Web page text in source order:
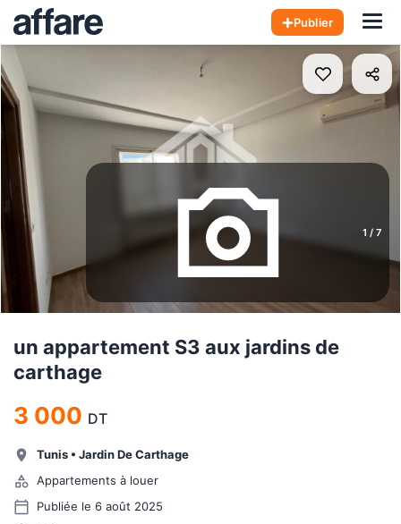
Publier
1 / 7
un appartement S3 aux jardins de
carthage
3 000 DT
Tunis • Jardin De Carthage
Appartements à louer
Publiée le 6 août 2025